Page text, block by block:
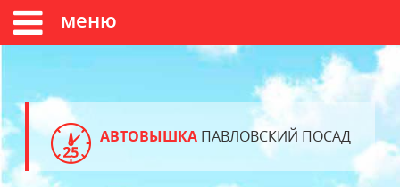
меню
АВТОВЫШКА ПАВЛОВСКИЙ ПОСАД